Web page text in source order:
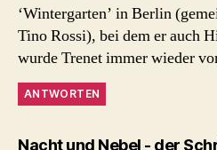
‘Wintergarten’ in Berlin
Tino Rossi), bei dem er auch
wurde Trenet immer wieder
ANTWORTEN
Nacht und Nebel - der